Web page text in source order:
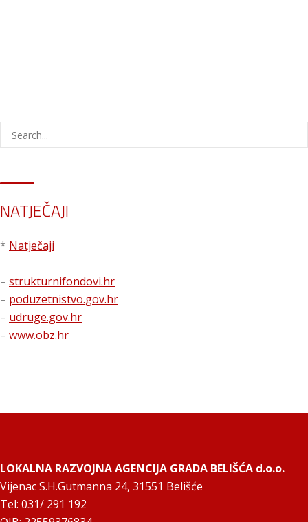
NATJEČAJI
* Natječaji
– strukturnifondovi.hr
– poduzetnistvo.gov.hr
– udruge.gov.hr
– www.obz.hr
LOKALNA RAZVOJNA AGENCIJA GRADA BELIŠĆA d.o.o.
Vijenac S.H.Gutmanna 24, 31551 Belišće
Tel: 031/ 291 192